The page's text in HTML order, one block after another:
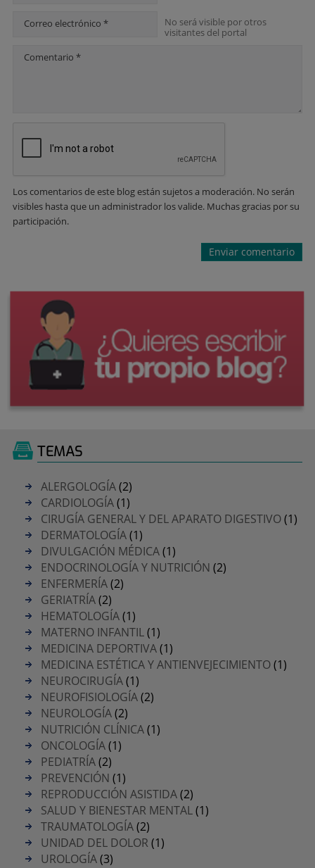
Correo electrónico *
No será visible por otros
visitantes del portal
Comentario *
Los comentarios de este blog están sujetos a moderación. No serán
visibles hasta que un administrador los valide. Muchas gracias por su
participación.
TEMAS
ALERGOLOGÍA(2)
CARDIOLOGÍA(1)
CIRUGÍA GENERAL Y DEL APARATO DIGESTIVO(1)
DERMATOLOGÍA(1)
DIVULGACIÓN MÉDICA(1)
ENDOCRINOLOGÍA Y NUTRICIÓN (2)
ENFERMERÍA(2)
GERIATRÍA(2)
HEMATOLOGÍA(1)
MATERNO INFANTIL(1)
MEDICINA DEPORTIVA(1)
MEDICINA ESTÉTICA Y ANTIENVEJECIMIENTO(1)
NEUROCIRUGÍA(1)
NEUROFISIOLOGÍA(2)
NEUROLOGÍA(2)
NUTRICIÓN CLÍNICA(1)
ONCOLOGÍA(1)
PEDIATRÍA(2)
PREVENCIÓN (1)
REPRODUCCIÓN ASISTIDA(2)
SALUD Y BIENESTAR MENTAL(1)
TRAUMATOLOGÍA(2)
UNIDAD DEL DOLOR(1)
UROLOGÍA(3)